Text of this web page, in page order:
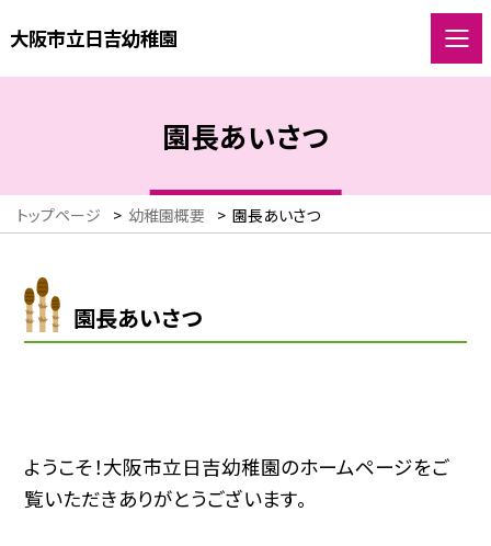
大阪市立日吉幼稚園
園長あいさつ
トップページ > 幼稚園概要 > 園長あいさつ
園長あいさつ
ようこそ！大阪市立日吉幼稚園のホームページをご
覧いただきありがとうございます。